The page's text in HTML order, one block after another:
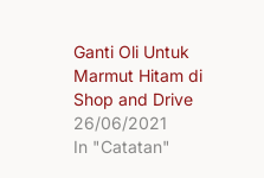
Ganti Oli Untuk
Marmut Hitam di
Shop and Drive
26/06/2021
In "Catatan"